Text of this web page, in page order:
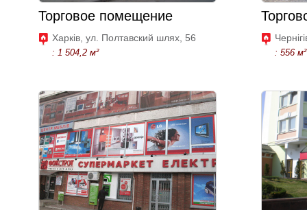
Торговое помещение
Харків, ул. Полтавский шлях, 56
: 1 504,2 м² : 556 м²